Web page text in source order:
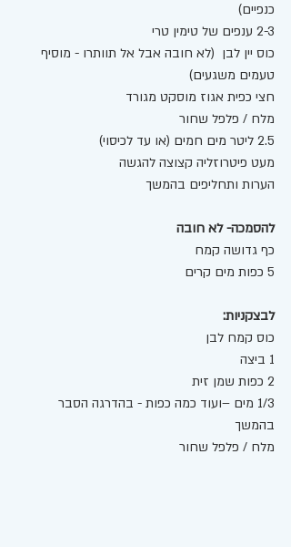
כנפיים)
2-3 ענפים של טימין טרי
כוס יין לבן  (לא חובה אבל אל תוותרו - מוסיף
טעמים משגעים)
חצי כפית אגוז מוסקט מגורד
מלח / פלפל שחור
2.5 ליטר מים חמים (או עד לכיסוי)
מעט פיטרוזליה קצוצה להגשה
הערות ותחליפים בהמשך
להסמכה- לא חובה
כף גדושה קמח
5 כפות מים קרים
לבצקניות:
כוס קמח לבן
1 ביצה
2 כפות שמן זית
1/3 מים –ועוד כמה כפות - בהדרגה הסבר
בהמשך
מלח / פלפל שחור